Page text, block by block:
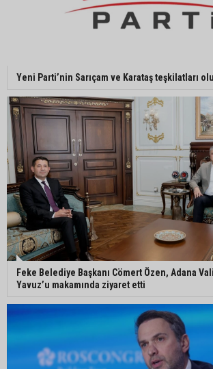
Adanalı 13 yaşındaki Ela
kaybetti
Adanalı NASA astronotu
Kozan’da üreticilere yangın
Ceyhan’da yağlık ayçiçeği
Yeni Parti’nin Sarıçam ve Karataş teşkilatları
Feke Belediye Başkanı Cömert Özen, Adana
Yavuz’u makamında ziyaret etti